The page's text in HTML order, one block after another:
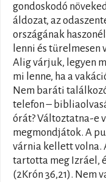
gondoskodó
áldozat, az
országának
lenni és
Alig várjuk, legyen
mi lenne, ha a
Nem baráti
telefon –
órát? Változtatna-e
megmondjátok. A
várnia kellett volna.
tartotta meg Izráel,
(2Krón 36,21). Nem